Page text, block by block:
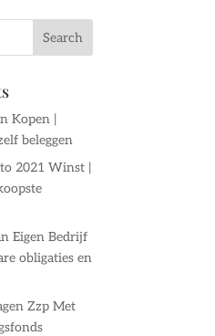
Kopen |
beleggen
2021 Winst |
Eigen Bedrijf
obligaties en
Zzp Met